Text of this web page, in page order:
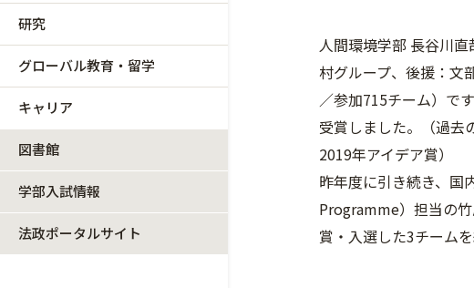
研究
グローバル教育・留学
キャリア
図書館
学部入試情報
法政ポータルサイト
人間環境学部 長谷川
村グループ、後援：文
／参加715チーム）で
受賞しました。（過去
2019年アイデア賞）
昨年度に引き続き、
Programme）担当の
賞・入選した3チームを